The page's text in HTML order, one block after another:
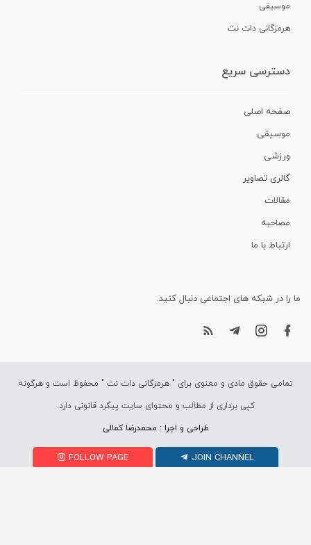
موسیقی
هرمزگانی دات نت
دسترسی سریع
صفحه اصلی
موسیقی
ورزشی
گالری تصاویر
مقالات
مصاحبه
ارتباط با ما
ما را در شبکه های اجتماعی دنبال کنید.
تمامی حقوق مادی و معنوی برای " هرمزگانی دات نت " محفوظ است و هرگونه
کپی برداری از مطالب و محتوای سایت پیگرد قانونی دارد.
طراحی و اجرا : محمدرضا کمالی
FOLLOW PAGE JOIN CHANNEL